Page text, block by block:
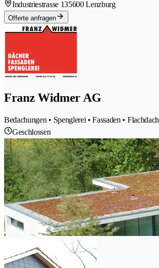
Industriestrasse 135600 Lenzburg
Offerte anfragen
Franz Widmer AG
Bedachungen • Spenglerei • Fassaden • Flachdach
Geschlossen